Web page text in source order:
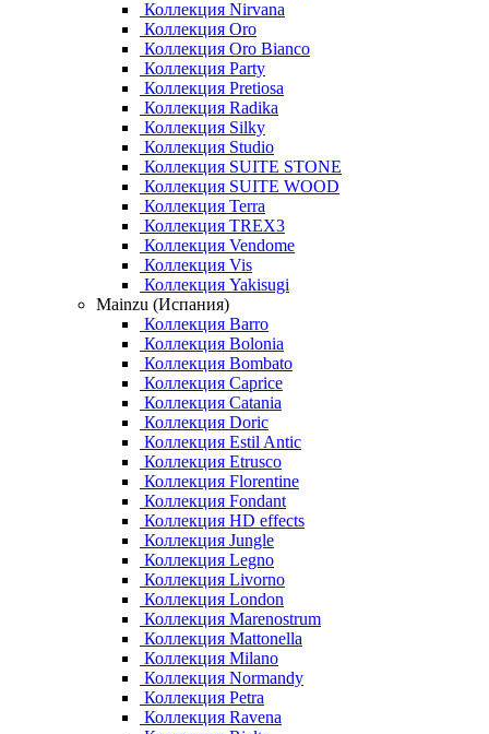
Коллекция Nirvana
Коллекция Oro
Коллекция Oro Bianco
Коллекция Party
Коллекция Pretiosa
Коллекция Radika
Коллекция Silky
Коллекция Studio
Коллекция SUITE STONE
Коллекция SUITE WOOD
Коллекция Terra
Коллекция TREX3
Коллекция Vendome
Коллекция Vis
Коллекция Yakisugi
Mainzu (Испания)
Коллекция Barro
Коллекция Bolonia
Коллекция Bombato
Коллекция Caprice
Коллекция Catania
Коллекция Doric
Коллекция Estil Antic
Коллекция Etrusco
Коллекция Florentine
Коллекция Fondant
Коллекция HD effects
Коллекция Jungle
Коллекция Legno
Коллекция Livorno
Коллекция London
Коллекция Marenostrum
Коллекция Mattonella
Коллекция Milano
Коллекция Normandy
Коллекция Petra
Коллекция Ravena